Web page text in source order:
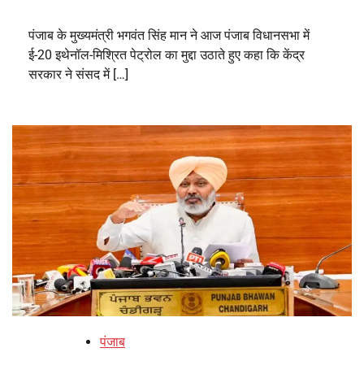
पंजाब के मुख्यमंत्री भगवंत सिंह मान ने आज पंजाब विधानसभा में
ई-20 इथेनॉल-मिश्रित पेट्रोल का मुद्दा उठाते हुए कहा कि केंद्र
सरकार ने संसद में […]
पंजाब